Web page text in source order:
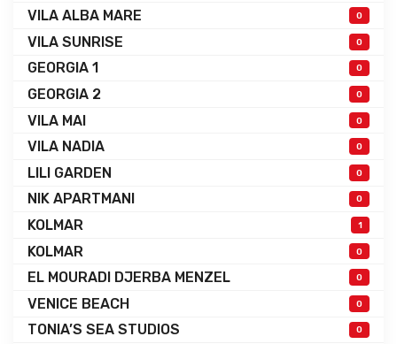
VILA ALBA MARE 0
VILA SUNRISE 0
GEORGIA 1 0
GEORGIA 2 0
VILA MAI 0
VILA NADIA 0
LILI GARDEN 0
NIK APARTMANI 0
KOLMAR 1
KOLMAR 0
EL MOURADI DJERBA MENZEL 0
VENICE BEACH 0
TONIA’S SEA STUDIOS 0